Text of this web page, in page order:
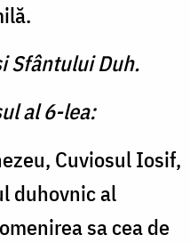
Sfântului Duh.
al 6-lea:
Cuviosul Iosif,
duhovnic al
sa cea de